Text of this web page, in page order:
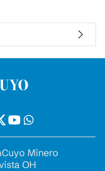
Cuyo Minero
OH